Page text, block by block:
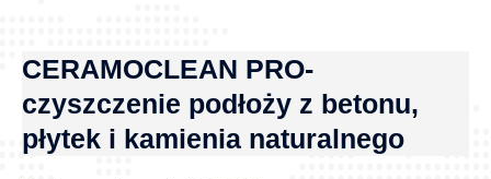
CERAMOCLEAN PRO-
czyszczenie podłoży z betonu,
płytek i kamienia naturalnego